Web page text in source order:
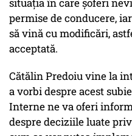
situația în care șoferi
permise de conducere,
să vină cu modificări,
acceptată.
Cătălin Predoiu vine la
a vorbi despre acest
Interne ne va oferi
despre deciziile luate